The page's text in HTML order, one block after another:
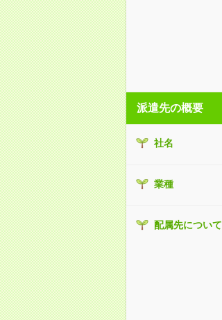
派遣先の概要
社名
業種
配属先について